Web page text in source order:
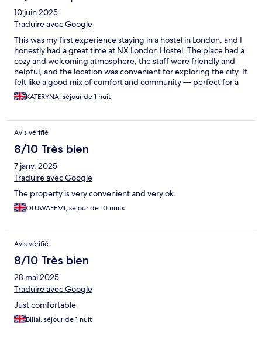
10 juin 2025
Traduire avec Google
This was my first experience staying in a hostel in London, and I
honestly had a great time at NX London Hostel. The place had a
cozy and welcoming atmosphere, the staff were friendly and
helpful, and the location was convenient for exploring the city. It
felt like a good mix of comfort and community — perfect for a
solo traveler like me. Definitely a memorable stay!
KATERYNA, séjour de 1 nuit
Avis vérifié
8/10 Très bien
7 janv. 2025
Traduire avec Google
The property is very convenient and very ok.
OLUWAFEMI, séjour de 10 nuits
Avis vérifié
8/10 Très bien
28 mai 2025
Traduire avec Google
Just comfortable
Billal, séjour de 1 nuit